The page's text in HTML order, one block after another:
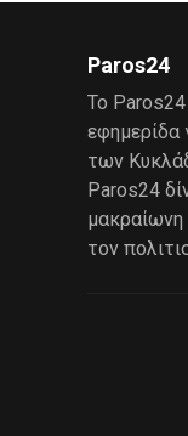
Paros24
Το Paros24
εφημερίδα
των
Paros24
μακραίωνη
τον